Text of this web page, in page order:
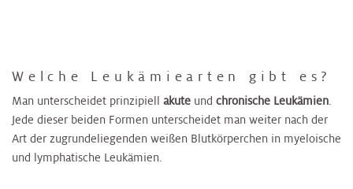
Welche Leukämiearten gibt es?
Man unterscheidet prinzipiell akute und chronische Leukämien.
Jede dieser beiden Formen unterscheidet man weiter nach der
Art der zugrundeliegenden weißen Blutkörperchen in myeloische
und lymphatische Leukämien.